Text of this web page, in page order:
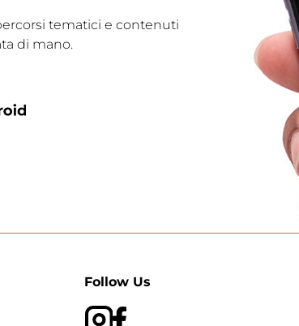
tematici e contenuti
di mano.
Follow Us